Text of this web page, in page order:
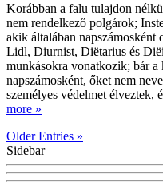
Korábban a falu tulajdon
nem rendelkező polgárok;
akik általában napszámosként
Lidl, Diurnist, Diëtarius és
munkásokra vonatkozik; bár a
napszámosként, őket nem
személyes védelmet élveztek,
more »
Older Entries »
Sidebar